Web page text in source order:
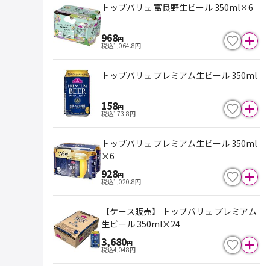
トップバリュ 富良野生ビール 350ml×6
968円
税込1,064.8円
トップバリュ プレミアム生ビール 350ml
158円
税込173.8円
トップバリュ プレミアム生ビール 350ml
×6
928円
税込1,020.8円
【ケース販売】 トップバリュ プレミアム
生ビール 350ml×24
3,680円
税込4,048円